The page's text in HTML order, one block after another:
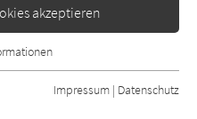
akzeptieren
Funktionen der
dass die Webseite
Impressum | Datenschutz